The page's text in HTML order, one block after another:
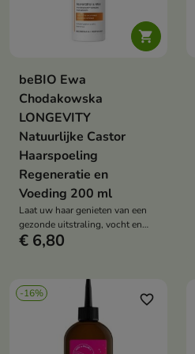

beBIO Ewa
Chodakowska
LONGEVITY
Natuurlijke Castor
Haarspoeling
Regeneratie en
Voeding 200 ml
Laat uw haar genieten van een
gezonde uitstraling, vocht en
schoonheid
€ 6,80
-16% favorite_border